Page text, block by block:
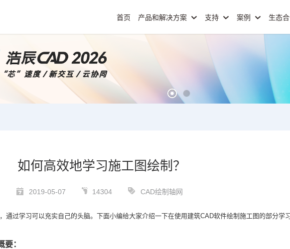
首页 产品和解决方案 支持 案例 生态
如何高效地学习施工图绘制？
2019-05-07 14304 CAD绘制轴网
通过学习可以充实自己的头脑。下面小编给大家介绍一下在使用建筑CAD软件绘制施工图的部分学
要：